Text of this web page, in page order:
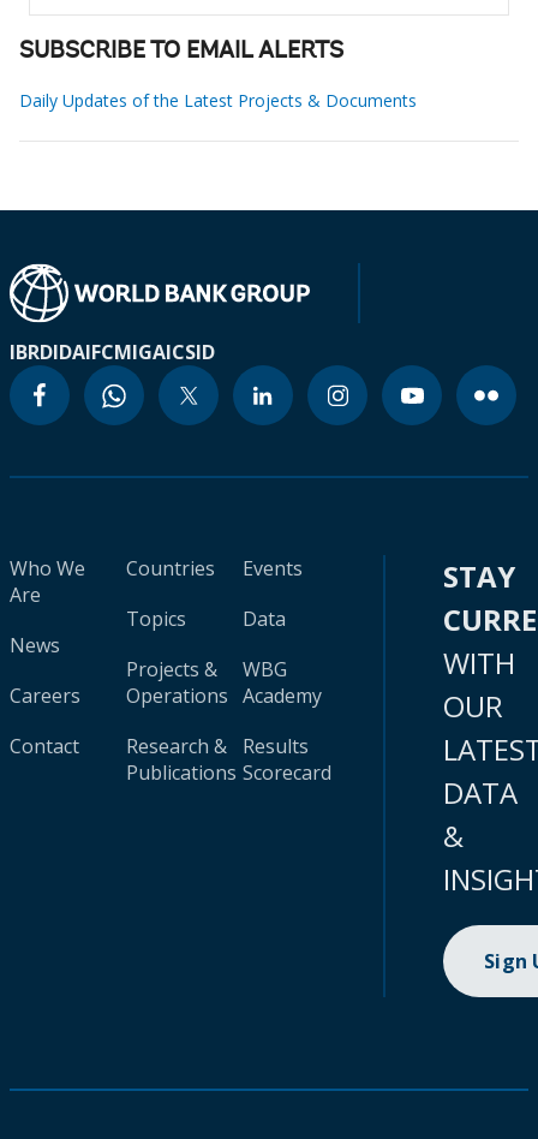
SUBSCRIBE TO EMAIL ALERTS
Daily Updates of the Latest Projects & Documents
IBRDIDAIFCMIGAICSID
Who We
Are
News
Careers
Contact
Countries
Topics
Projects &
Operations
Research &
Publications
Events
Data
WBG
Academy
Results
Scorecard
STAY
WITH
OUR
DATA
&
Sign